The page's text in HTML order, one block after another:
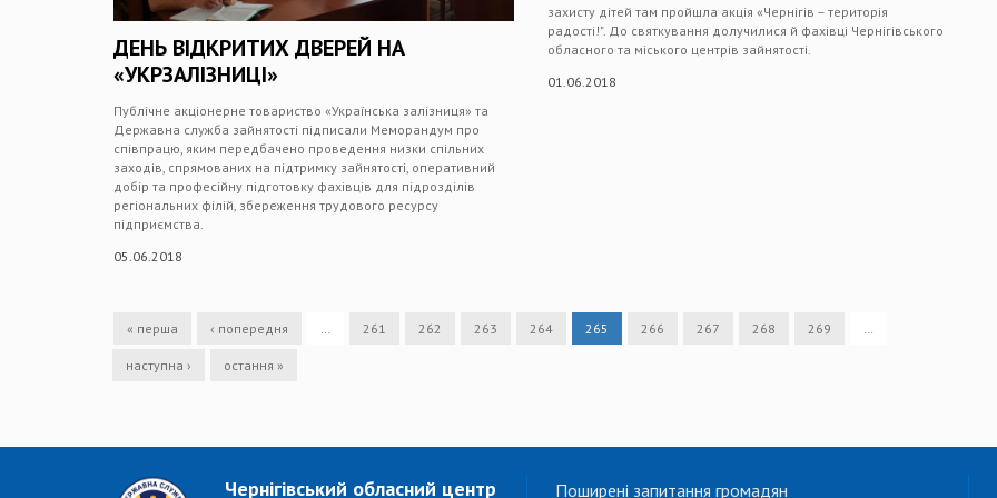
ДЕНЬ ВІДКРИТИХ ДВЕРЕЙ НА
«УКРЗАЛІЗНИЦІ»
Публічне акціонерне товариство «Українська залізниця» та
Державна служба зайнятості підписали Меморандум про
співпрацю, яким передбачено проведення низки спільних
заходів, спрямованих на підтримку зайнятості, оперативний
добір та професійну підготовку фахівців для підрозділів
регіональних філій, збереження трудового ресурсу
підприємства.
05.06.2018
захисту дітей там пройшла акція «Чернігів – територія
радості!". До святкування долучилися й фахівці Чернігівського
обласного та міського центрів зайнятості.
01.06.2018
« перша ‹ попередня 261 262 263 264 265 266 267 268 269
наступна › остання »
Чернігівський обласний центр Поширені запитання громадян